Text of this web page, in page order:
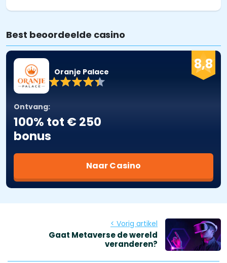
Best beoordeelde casino
8,8
Oranje Palace
Ontvang:
100% tot € 250
bonus
Naar Casino
< Vorig artikel
Gaat Metaverse de wereld
veranderen?